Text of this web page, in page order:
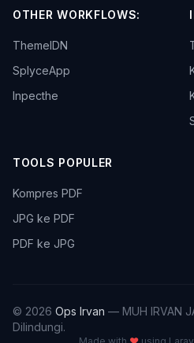
OTHER WORKFLOWS:
ThemeIDN
SplyceApp
Inpecthe
TOOLS POPULER
Kompres PDF
JPG ke PDF
PDF ke JPG
© 2026 Ops Irvan — MUH IRVAN
Dilindungi.